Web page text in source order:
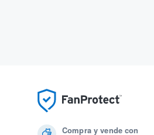
Compra y vende con